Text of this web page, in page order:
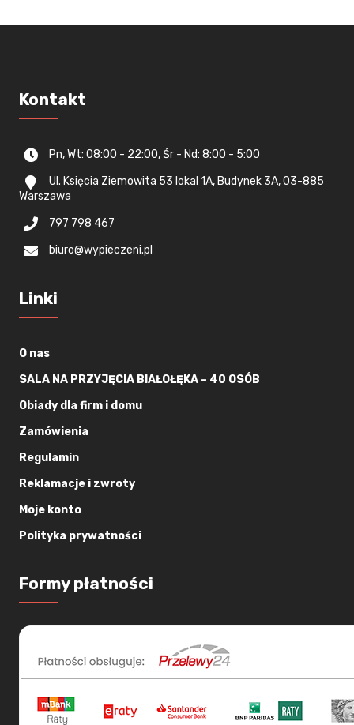
Kontakt
Pn, Wt: 08:00 - 22:00, Śr - Nd: 8:00 - 5:00
Ul. Księcia Ziemowita 53 lokal 1A, Budynek 3A, 03-885
Warszawa
797 798 467
biuro@wypieczeni.pl
Linki
O nas
SALA NA PRZYJĘCIA BIAŁOŁĘKA – 40 OSÓB
Obiady dla firm i domu
Zamówienia
Regulamin
Reklamacje i zwroty
Moje konto
Polityka prywatności
Formy płatności